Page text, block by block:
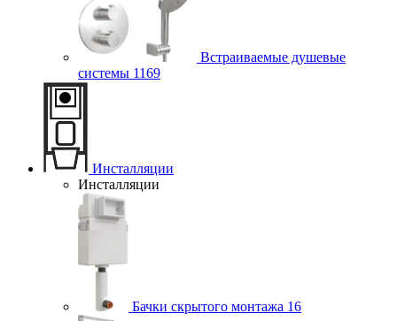
Встраиваемые душевые
системы 1169
Инсталляции
Инсталляции
Бачки скрытого монтажа 16